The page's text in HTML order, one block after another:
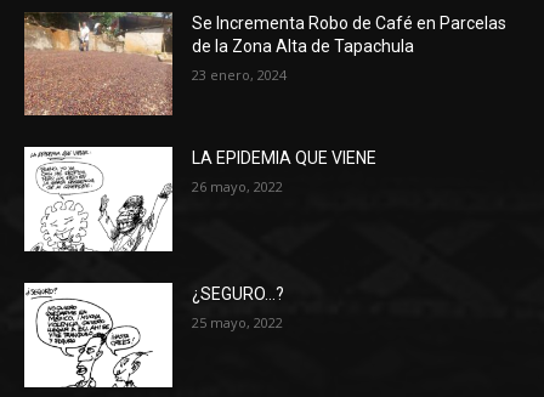
Se Incrementa Robo de Café en Parcelas
de la Zona Alta de Tapachula
23 enero, 2024
LA EPIDEMIA QUE VIENE
26 mayo, 2022
¿SEGURO…?
25 mayo, 2022